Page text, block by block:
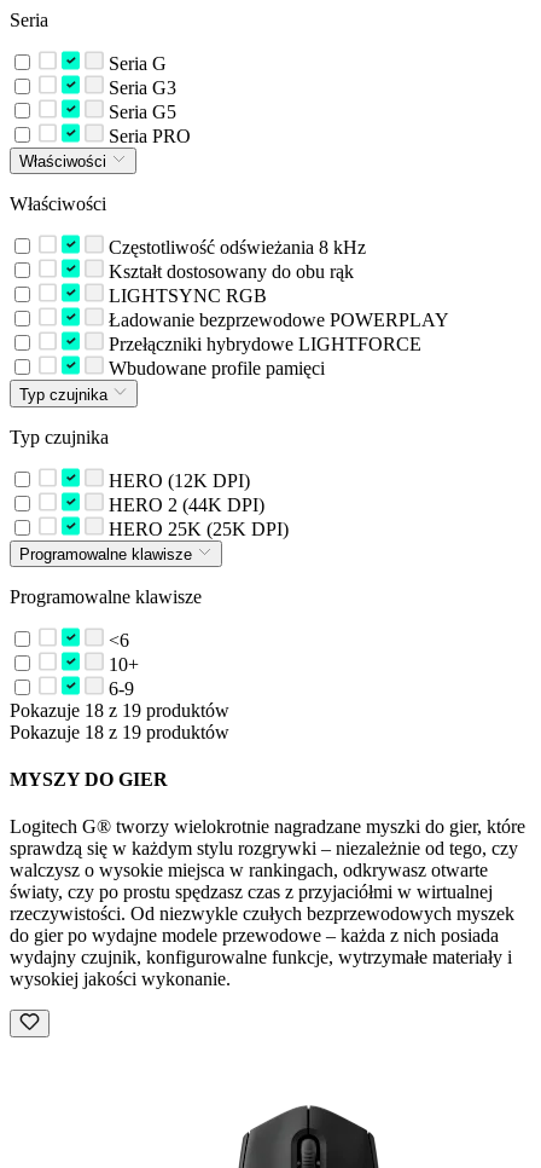
Seria
Seria G
Seria G3
Seria G5
Seria PRO
Właściwości
Właściwości
Częstotliwość odświeżania 8 kHz
Kształt dostosowany do obu rąk
LIGHTSYNC RGB
Ładowanie bezprzewodowe POWERPLAY
Przełączniki hybrydowe LIGHTFORCE
Wbudowane profile pamięci
Typ czujnika
Typ czujnika
HERO (12K DPI)
HERO 2 (44K DPI)
HERO 25K (25K DPI)
Programowalne klawisze
Programowalne klawisze
<6
10+
6-9
Pokazuje 18 z 19 produktów
Pokazuje 18 z 19 produktów
MYSZY DO GIER
Logitech G® tworzy wielokrotnie nagradzane myszki do gier, które
sprawdzą się w każdym stylu rozgrywki – niezależnie od tego, czy
walczysz o wysokie miejsca w rankingach, odkrywasz otwarte
światy, czy po prostu spędzasz czas z przyjaciółmi w wirtualnej
rzeczywistości. Od niezwykle czułych bezprzewodowych myszek
do gier po wydajne modele przewodowe – każda z nich posiada
wydajny czujnik, konfigurowalne funkcje, wytrzymałe materiały i
wysokiej jakości wykonanie.